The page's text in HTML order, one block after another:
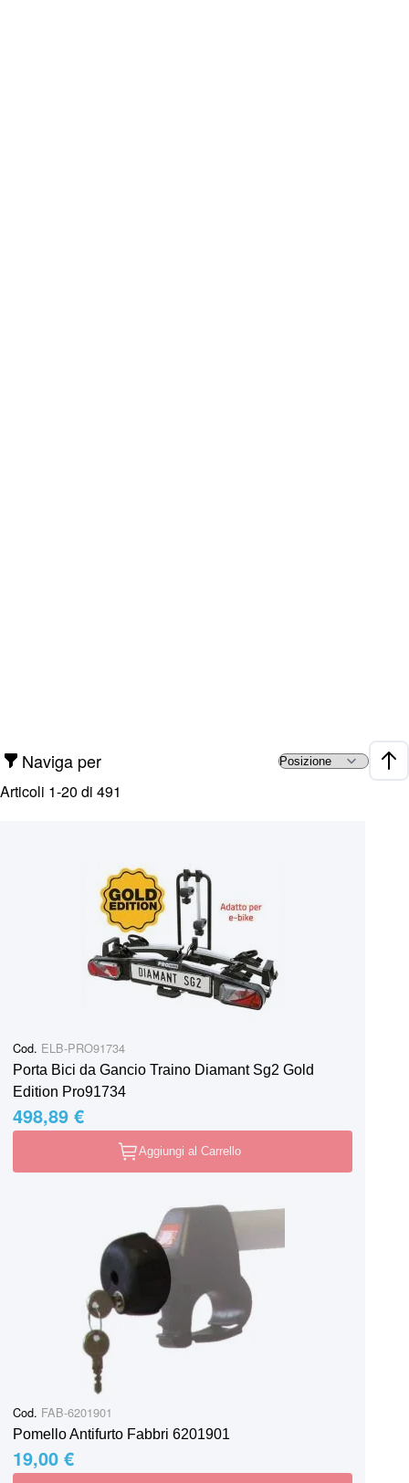
Naviga per
Articoli 1-20 di 491
Cod. ELB-PRO91734
Porta Bici da Gancio Traino Diamant Sg2 Gold
Edition Pro91734
498,89 €
Aggiungi al Carrello
Cod. FAB-6201901
Pomello Antifurto Fabbri 6201901
19,00 €